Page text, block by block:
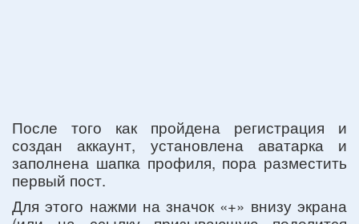
После того как пройдена регистрация и
создан аккаунт, установлена аватарка и
заполнена шапка профиля, пора разместить
первый пост.
Для этого нажми на значок «+» внизу экрана